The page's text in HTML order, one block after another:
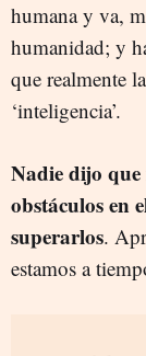
humana y va,
humanidad; y
que realmente
‘inteligencia’.
Nadie dijo
obstáculos en
superarlos.
estamos a